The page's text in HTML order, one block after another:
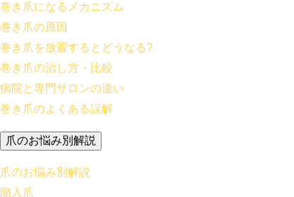
巻き爪になるメカニズム
巻き爪の原因
巻き爪を放置するとどうなる?
巻き爪の治し方・比較
病院と専門サロンの違い
巻き爪のよくある誤解
爪のお悩み別解説
爪のお悩み別解説
陥入爪